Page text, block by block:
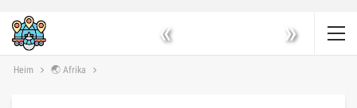
« »
Heim 🌏 Afrika